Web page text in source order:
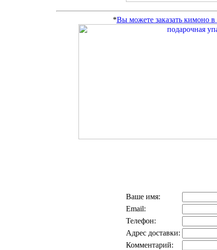
*Вы можете заказать кимоно
Ваше имя:
Email:
Телефон:
Адрес доставки:
Комментарий: